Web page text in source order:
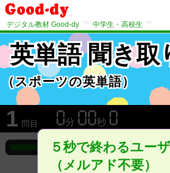
デジタル教材 Good-dy >> 中学生・高校生 >>
英単語 聞き取
（スポーツの英単語）
1 問目 分 秒
５秒で終わるユー
（メルアド不要）